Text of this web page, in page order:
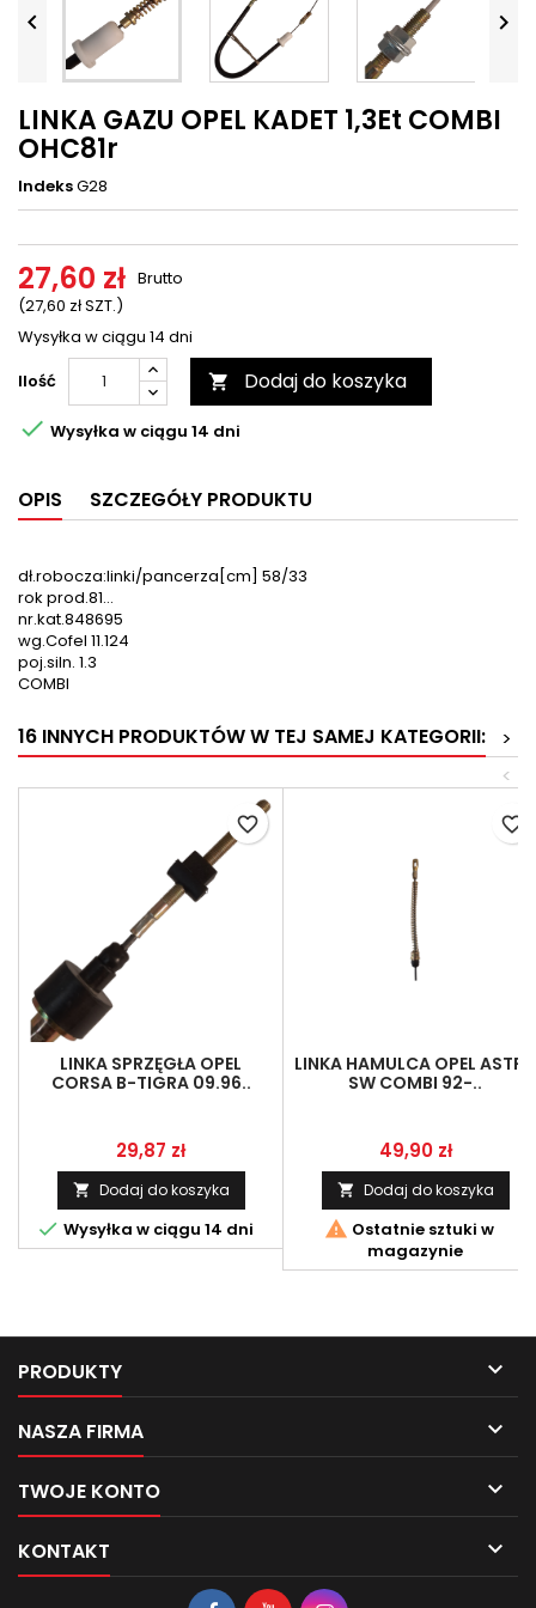
 
 
LINKA GAZU OPEL KADET 1,3Et COMBI
OHC81r
IndeksG28
27,60 zł
(27,60 zł SZT.)
Brutto
Wysyłka w ciągu 14 dni
Ilość
 Dodaj do koszyka
 Wysyłka w ciągu 14 dni
OPIS SZCZEGÓŁY PRODUKTU
dł.robocza:linki/pancerza[cm] 58/33
rok prod.81...
nr.kat.848695
wg.Cofel 11.124
poj.siln. 1.3
COMBI
16 INNYCH PRODUKTÓW W TEJ SAMEJ KATEGORII:
>
<
LINKA SPRZĘGŁA OPEL
CORSA B-TIGRA 09.96..
Cena
29,87 zł
 Dodaj do koszyka
 Wysyłka w ciągu 14 dni
favorite_border
LINKA HAMULCA OPEL ASTRA
SW COMBI 92-..
Cena
49,90 zł
 Dodaj do koszyka
 Ostatnie sztuki w
magazynie
favorite_border
PRODUKTY 
NASZA FIRMA 
TWOJE KONTO 
KONTAKT 